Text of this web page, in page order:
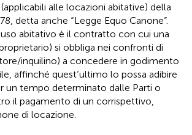
alle locazioni abitative) della
detta anche “Legge Equo Canone”.
abitativo è il contratto con cui una
si obbliga nei confronti di
inquilino) a concedere in godimento
affinché quest’ultimo lo possa adibire
un tempo determinato dalle Parti o
il pagamento di un corrispettivo,
di locazione.